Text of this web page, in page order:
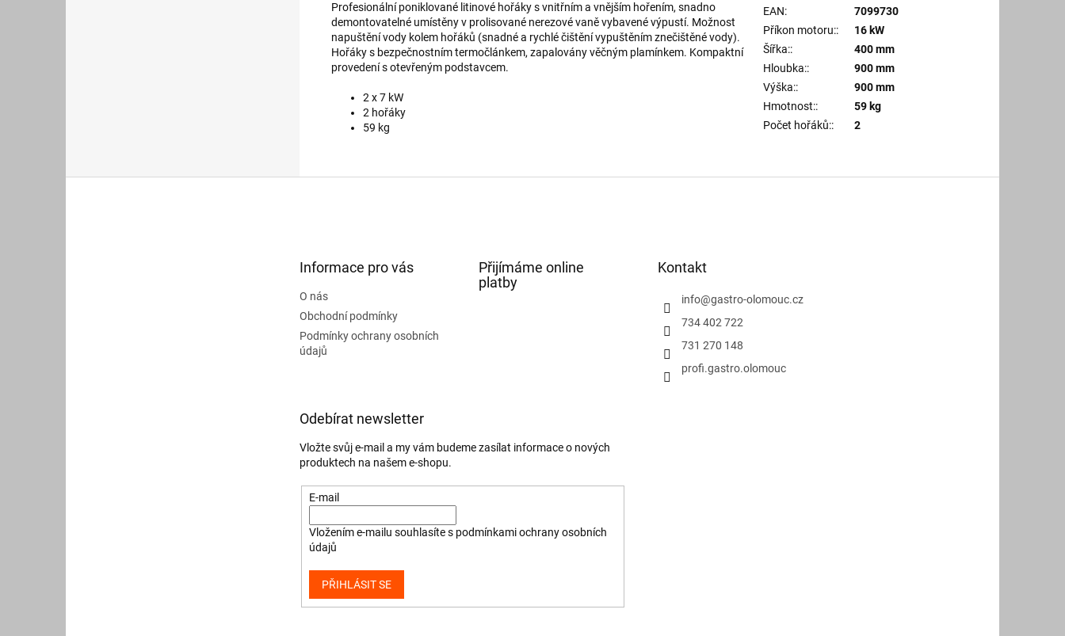
Profesionální poniklované litinové hořáky s vnitřním a vnějším hořením, snadno
demontovatelné umístěny v prolisované nerezové vaně vybavené výpustí. Možnost
napuštění vody kolem hořáků (snadné a rychlé čištění vypuštěním znečištěné vody).
Hořáky s bezpečnostním termočlánkem, zapalovány věčným plamínkem. Kompaktní
provedení s otevřeným podstavcem.
2 x 7 kW
2 hořáky
59 kg
EAN:
7099730
Příkon motoru::
16 kW
Šířka::
400 mm
Hloubka::
900 mm
Výška::
900 mm
Hmotnost::
59 kg
Počet hořáků:: 2
Informace pro vás
O nás
Obchodní podmínky
Podmínky ochrany osobních
údajů
Přijímáme online
platby
Kontakt
info@gastro-olomouc.cz
734 402 722
731 270 148
profi.gastro.olomouc
Odebírat newsletter
Vložte svůj e-mail a my vám budeme zasílat informace o nových
produktech na našem e-shopu.
E-mail
Vložením e-mailu souhlasíte s podmínkami ochrany osobních
údajů
PŘIHLÁSIT SE